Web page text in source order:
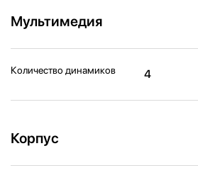
Мультимедия
Количество динамиков 4
Корпус